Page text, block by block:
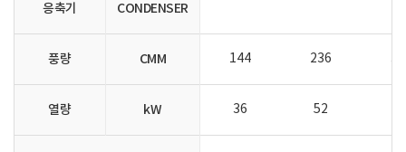
응축기 CONDENSER
풍량 CMM 144 236
열량 kW 36 52